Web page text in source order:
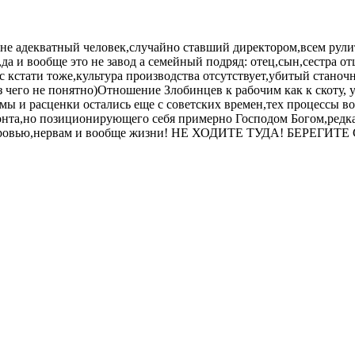
адекватный человек,случайно ставший директором,всем
вообще это не завод а семейный подряд: отец,сын,сестра
тоже,культура производства отсутствует,убитый
не понятно)Отношение Злобинцев к рабочим как к
и расценки остались еще с советских времен,тех процессы
позиционирующего себя примерно Господом
и вообще жизни! НЕ ХОДИТЕ ТУДА!